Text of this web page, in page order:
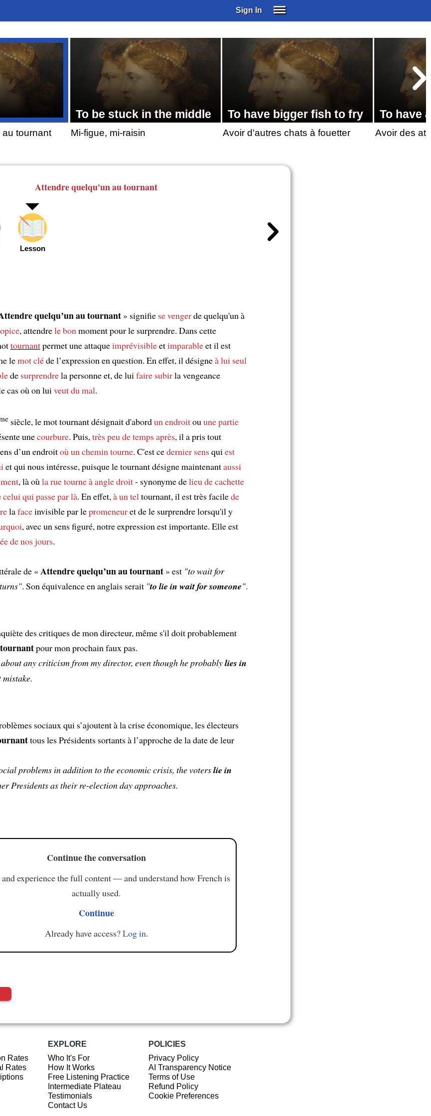
Sign In
SUBSCRIBE
EDUCATIONAL LICENSES
GIFT CARDS
OTHER LANGUAGES
ABOUT US
ALEXA
ADJUST COLORS
tournant
To be stuck in the middle
Mi-figue, mi-raisin
To have bigger fish to fry
Avoir d'autres chats à fouetter
To have
Avoir des
Attendre quelqu'unau tournant
Lesson
quelqu’un au tournant» signifie se vengerde quelqu'un à
, attendrele bon moment pour le surprendre. Dans cette
tournantpermet une attaqueimprévisibleetimparableet il est
lemot cléde l’expression en question. En effet, il désigneà lui seul
de surprendrela personne et, de lui faire subirla vengeance
cas où on lui veut du mal.
siècle, le mot tournant désignait d'abordun endroitou une partie
unecourbure. Puis, très peu de temps après, il a pris tout
d’un endroitoù un chemin tourne. C'est cedernier sensqui est
et qui nous intéresse, puisque le tournant désigne maintenantaussi
, là où la rue tourneà angle droit- synonyme delieu de cachette
celui qui passe par là. En effet, à un tel tournant, il est très facilede
lafaceinvisible par lepromeneuret de le surprendre lorsqu'il y
, avec un sens figuré, notre expression est importante. Elle est
de nos jours.
de «Attendre quelqu’un au tournant» est "to wait for
. Son équivalence en anglais serait "to lie in wait for someone".
des critiques de mon directeur, même s'il doit probablement
pour mon prochain faux pas.
any criticism from my director, even though he probablylies in
sociaux qui s’ajoutent à la crise économique, les électeurs
tous les Présidents sortants à l’approche de la date de leur
problems in addition to the economic crisis, the voterslie in
Presidents as their re-election day approaches.
Continue the conversation
experience the full content — and understand how French is
actually used.
Continue
Already have access?Log in.
Rates
Rates
EXPLORE
Who It's For
How It Works
Free Listening Practice
Intermediate Plateau
Testimonials
Contact Us
POLICIES
Privacy Policy
AI Transparency Notice
Terms of Use
Refund Policy
Cookie Preferences